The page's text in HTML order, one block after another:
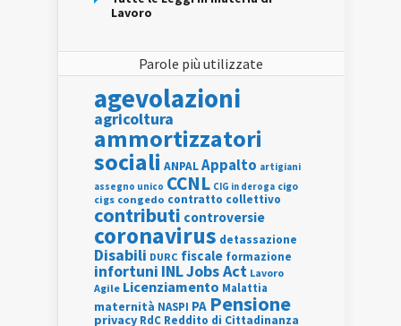
Lavoro
Parole più utilizzate
agevolazioni
agricoltura
ammortizzatori
sociali ANPALAppalto artigiani
assegno unico CCNL CIG in deroga cigo
cigs congedo contratto collettivo
contributi controversie
coronavirus detassazione
Disabili DURC fiscale formazione
infortuni INLJobs Act Lavoro
Agile Licenziamento Malattia
maternità NASPI PA Pensione
privacy RdC Reddito di Cittadinanza